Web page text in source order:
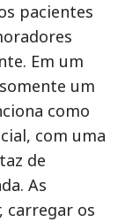
pacientes
Em um
um
como
com uma
de
As
carregar os